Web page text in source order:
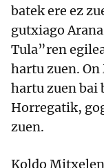
batek ere ez
gutxiago
Tula”ren
hartu zuen.
hartu zuen
Horregatik,
zuen.
Koldo